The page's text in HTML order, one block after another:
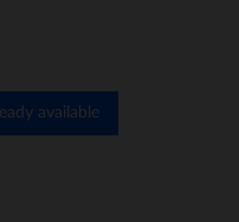
available